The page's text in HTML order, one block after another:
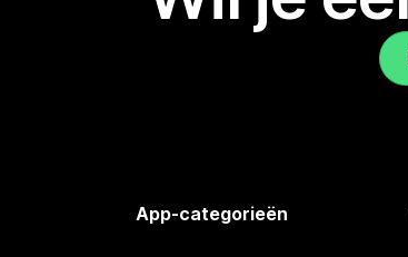
App-categorieën